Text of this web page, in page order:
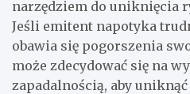
narzędziem do uniknięcia
Jeśli emitent napotyka
obawia się pogorszenia
może zdecydować się na
zapadalnością, aby